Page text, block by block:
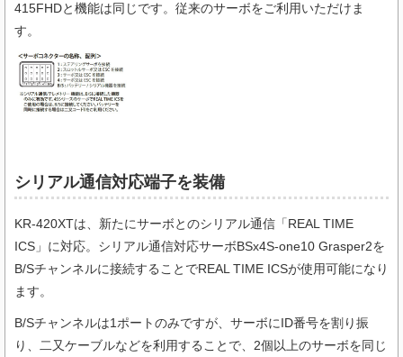
415FHDと機能は同じです。従来のサーボをご利用いただけま
す。
シリアル通信対応端子を装備
KR-420XTは、新たにサーボとのシリアル通信「REAL TIME
ICS」に対応。シリアル通信対応サーボBSx4S-one10 Grasper2を
B/Sチャンネルに接続することでREAL TIME ICSが使用可能になり
ます。
B/Sチャンネルは1ポートのみですが、サーボにID番号を割り振
り、二又ケーブルなどを利用することで、2個以上のサーボを同じ